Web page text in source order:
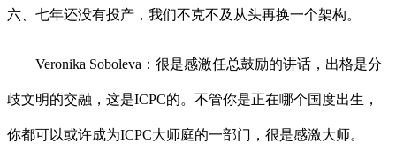
六、七年还没有投产，我们不克不及从头再换一个架构。
Veronika Soboleva：很是感激任总鼓励的讲话，出格是分
歧文明的交融，这是ICPC的。不管你是正在哪个国度出生，
你都可以或许成为ICPC大师庭的一部门，很是感激大师。